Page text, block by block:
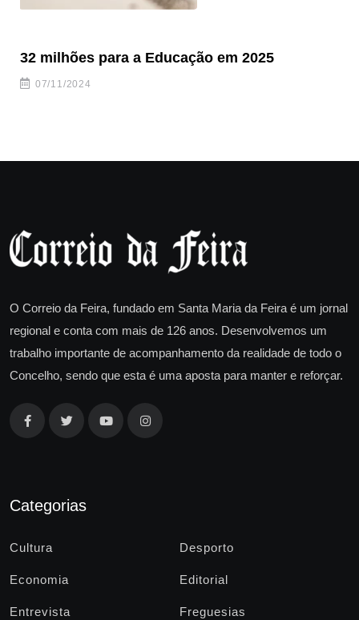
32 milhões para a Educação em 2025
07/11/2024
O Correio da Feira, fundado em Santa Maria da Feira é um jornal
regional e conta com mais de 126 anos. Desenvolvemos um
trabalho importante de acompanhamento da realidade de todo o
Concelho, sendo que esta é uma aposta para manter e reforçar.
Categorias
Cultura Desporto
Economia Editorial
Entrevista Freguesias